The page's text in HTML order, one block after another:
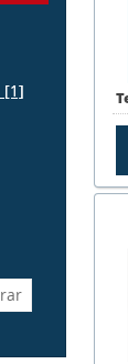
[1]